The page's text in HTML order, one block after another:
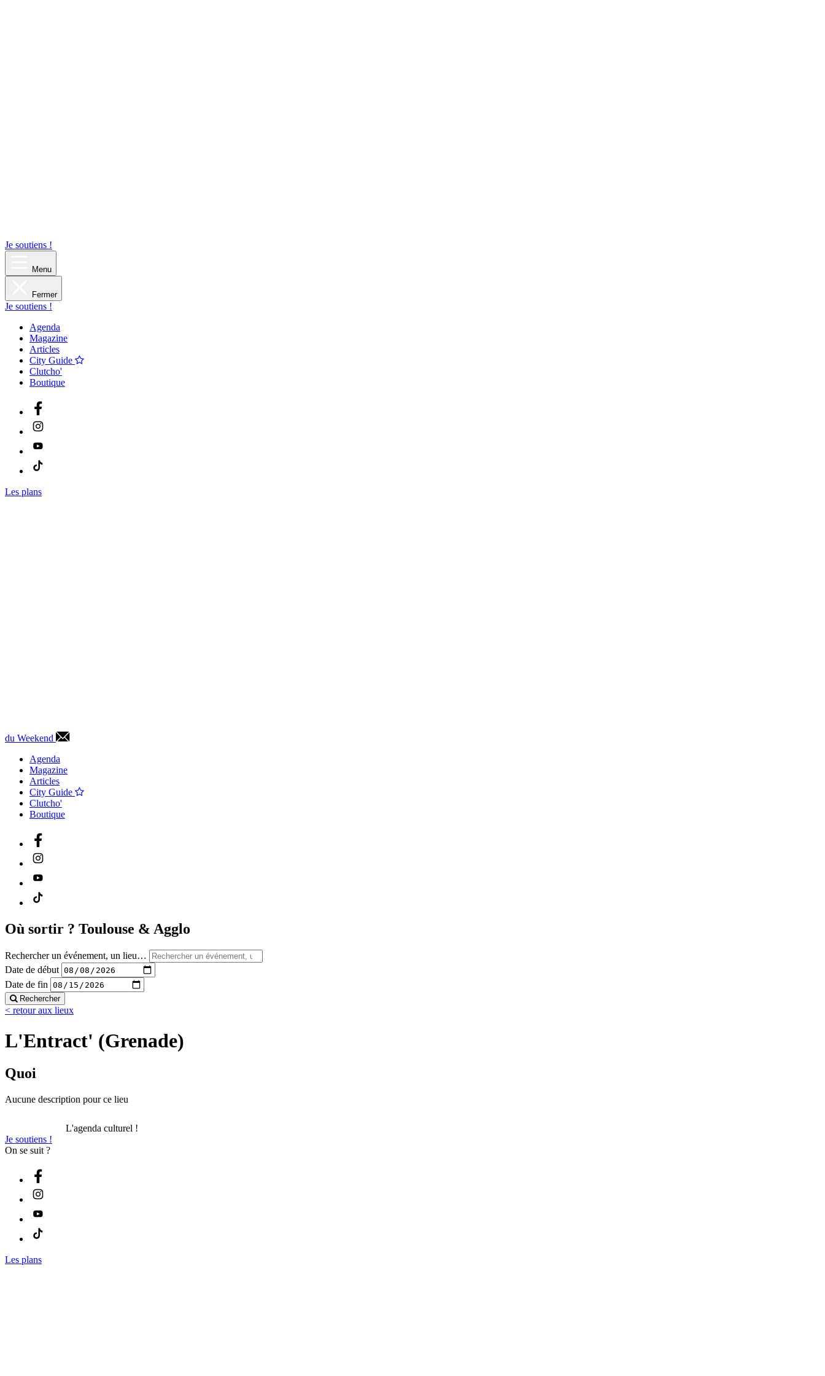
Je soutiens !
Menu
Fermer
Je soutiens !
Agenda
Magazine
Articles
City Guide
Clutcho'
Boutique
Les plans
du Weekend
Agenda
Magazine
Articles
City Guide
Clutcho'
Boutique
Où sortir ? Toulouse & Agglo
Rechercher un événement, un lieu…
Date de début
Date de fin
Rechercher
< retour aux lieux
L'Entract' (Grenade)
Quoi
Aucune description pour ce lieu
L'agenda culturel !
Je soutiens !
On se suit ?
Les plans